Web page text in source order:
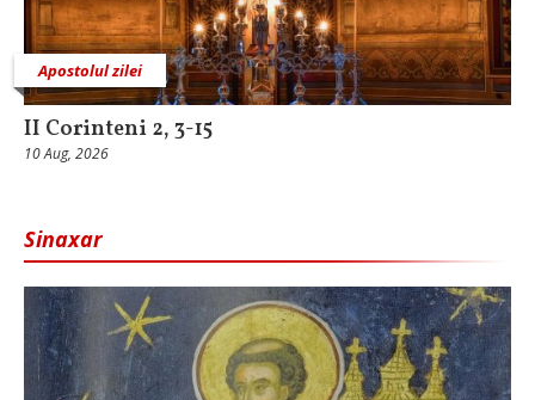
Apostolul zilei
II Corinteni 2, 3-15
10 Aug, 2026
Sinaxar